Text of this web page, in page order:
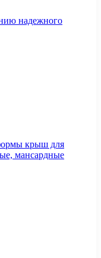
надежного
крыш для
мансардные